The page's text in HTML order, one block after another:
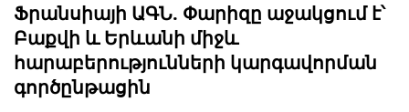
Ֆրանսիայի ԱԳՆ. Փարիզը աջակցում է՝
Բաքվի և Երևանի միջև
հարաբերությունների կարգավորման
գործընթացին